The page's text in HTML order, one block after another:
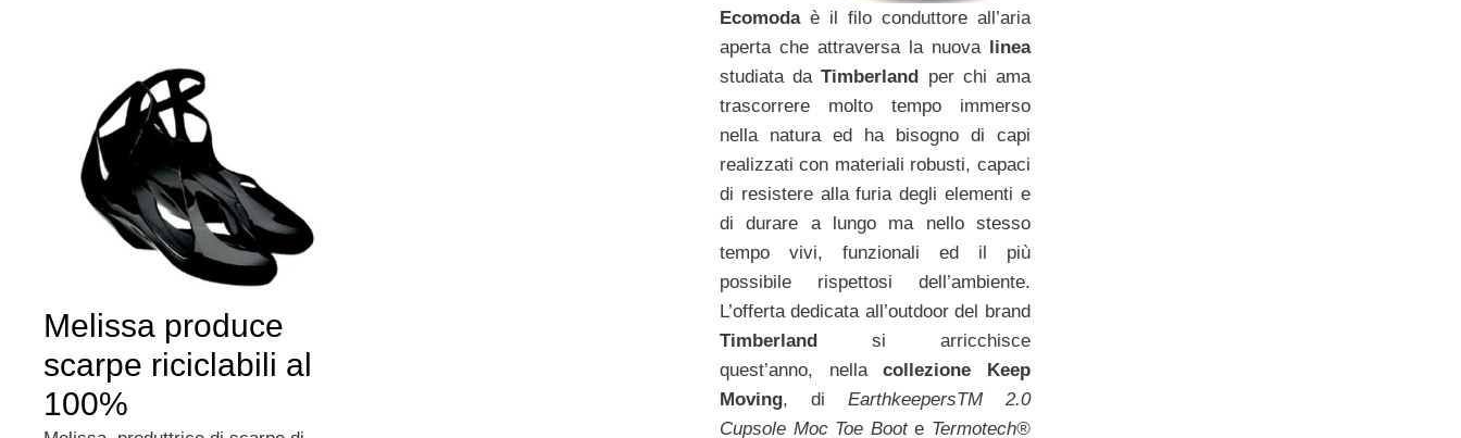
Ecomodaè il filo conduttore all’aria
aperta che attraversa la nuova
linea
studiata daTimberland
per chi ama
trascorrere molto tempo immerso
nella natura ed ha bisogno di capi
realizzati con materiali robusti, capaci
di resistere alla furia degli elementi e
di durare a lungo ma nello stesso
tempo vivi, funzionali ed il più
possibile rispettosi dell’ambiente.
L’offerta dedicata all’outdoor del brand
Timberland
si arricchisce
quest’anno, nellacollezione Keep
Moving, di EarthkeepersTM 2.0
Cupsole Moc Toe Boote Termotech®
Melissa produce
scarpe riciclabili al
100%